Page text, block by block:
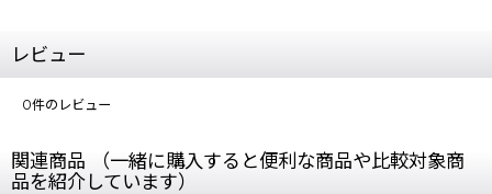
レビュー
0件のレビュー
関連商品 （一緒に購入すると便利な商品や比較対象商
品を紹介しています）